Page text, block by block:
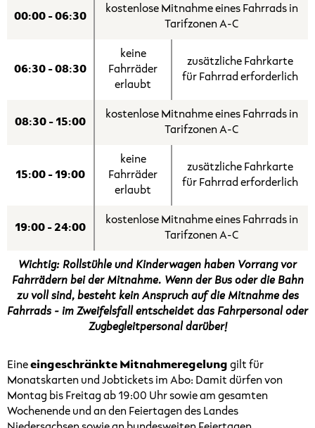
00:00 - 06:30
kostenlose Mitnahme eines Fahrrads in
Tarifzonen A-C
06:30 - 08:30
keine
Fahrräder
erlaubt
zusätzliche Fahrkarte
für Fahrrad erforderlich
08:30 - 15:00
kostenlose Mitnahme eines Fahrrads in
Tarifzonen A-C
15:00 - 19:00
keine
Fahrräder
erlaubt
zusätzliche Fahrkarte
für Fahrrad erforderlich
19:00 - 24:00
kostenlose Mitnahme eines Fahrrads in
Tarifzonen A-C
Wichtig: Rollstühle und Kinderwagen haben Vorrang vor
Fahrrädern bei der Mitnahme. Wenn der Bus oder die Bahn
zu voll sind, besteht kein Anspruch auf die Mitnahme des
Fahrrads - im Zweifelsfall entscheidet das Fahrpersonal oder
Zugbegleitpersonal darüber!
Eineeingeschränkte Mitnahmeregelung gilt für
Monatskarten und Jobtickets im Abo: Damit dürfen von
Montag bis Freitag ab 19:00 Uhr sowie am gesamten
Wochenende und an den Feiertagen des Landes